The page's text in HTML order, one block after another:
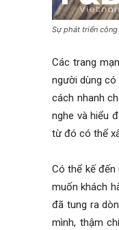
Sự phát triển
Các trang
người dùng
cách nhanh
nghe và hiểu
từ đó có thể
Có thể kế đến
muốn khách
đã tung ra
mình, thậm